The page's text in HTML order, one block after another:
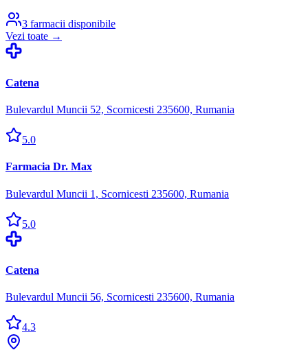
3 farmacii disponibile
Vezi toate →
Catena
Bulevardul Muncii 52, Scornicesti 235600, Rumania
5.0
Farmacia Dr. Max
Bulevardul Muncii 1, Scornicesti 235600, Rumania
5.0
Catena
Bulevardul Muncii 56, Scornicesti 235600, Rumania
4.3